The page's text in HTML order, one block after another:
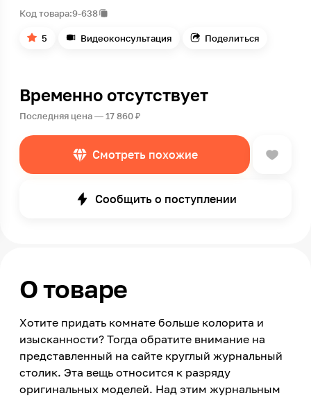
Код товара:9-638
5 Видеоконсультация Поделиться
Временно отсутствует
Последняя цена — 17 860 ₽
Смотреть похожие
Сообщить о поступлении
О товаре
Хотите придать комнате больше колорита и
изысканности? Тогда обратите внимание на
представленный на сайте круглый журнальный
столик. Эта вещь относится к разряду
оригинальных моделей. Над этим журнальным